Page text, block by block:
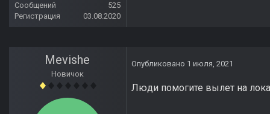
Сообщений
525
Регистрация
03.08.2020
Mevishe
Новичок
Опубликовано 1 июля, 2021
Люди помогите вылет на